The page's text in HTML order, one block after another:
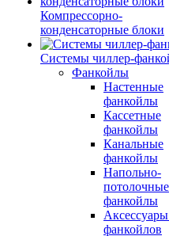
Компрессорно-
конденсаторные блоки
Системы чиллер-
Фанкойлы
Настенные
фанкойлы
Кассетные
фанкойлы
Канальные
фанкойлы
Напольно-
потолочные
фанкойлы
фанкойлов